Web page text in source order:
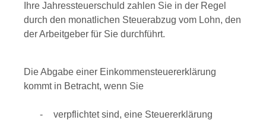
Ihre Jahressteuerschuld zahlen Sie in der Regel
durch den monatlichen Steuerabzug vom Lohn, den
der Arbeitgeber für Sie durchführt.
Die Abgabe einer Einkommensteuererklärung
kommt in Betracht, wenn Sie
verpflichtet sind, eine Steuererklärung